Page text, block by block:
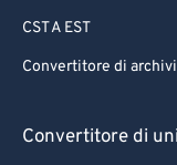
CST A EST
Convertitore di archivi
Convertitore di